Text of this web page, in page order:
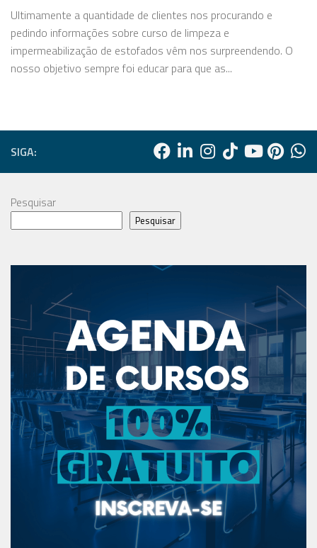
Ultimamente a quantidade de clientes nos procurando e
pedindo informações sobre curso de limpeza e
impermeabilização de estofados vêm nos surpreendendo. O
nosso objetivo sempre foi educar para que as...
SIGA:
Pesquisar
Pesquisar